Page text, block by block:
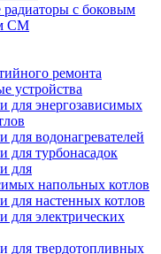
радиаторы с боковым
CM
ремонта
устройства
для энергозависимых
для водонагревателей
для турбонасадок
для
напольных котлов
для настенных котлов
для электрических
для твердотопливных